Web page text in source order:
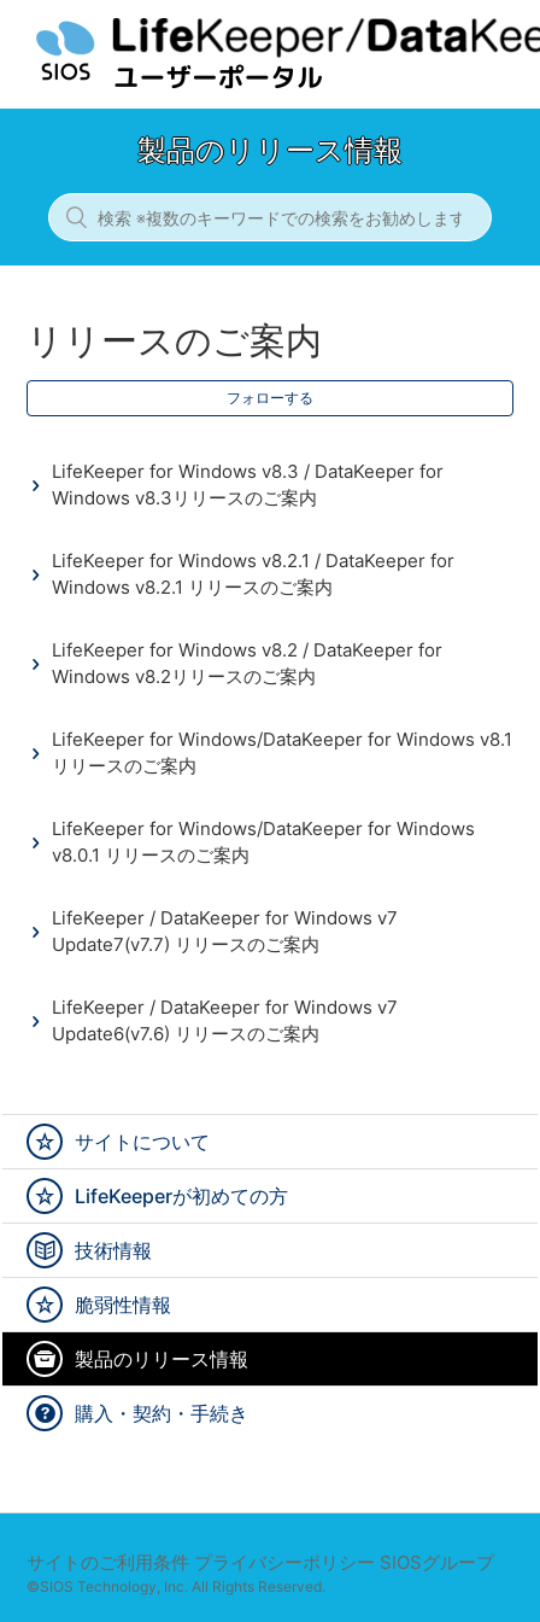
製品のリリース情報
サイトについて
LifeKeeperが初めての方
技術情報
脆弱性情報
製品のリリース情報
購入・契約・手続き
リリースのご案内
フォローする
LifeKeeper for Windows v8.3 / DataKeeper for
Windows v8.3リリースのご案内
LifeKeeper for Windows v8.2.1 / DataKeeper for
Windows v8.2.1 リリースのご案内
LifeKeeper for Windows v8.2 / DataKeeper for
Windows v8.2リリースのご案内
LifeKeeper for Windows/DataKeeper for Windows v8.1
リリースのご案内
LifeKeeper for Windows/DataKeeper for Windows
v8.0.1 リリースのご案内
LifeKeeper / DataKeeper for Windows v7
Update7(v7.7) リリースのご案内
LifeKeeper / DataKeeper for Windows v7
Update6(v7.6) リリースのご案内
サイトのご利用条件 プライバシーポリシー SIOSグループ
©SIOS Technology, Inc. All Rights Reserved.